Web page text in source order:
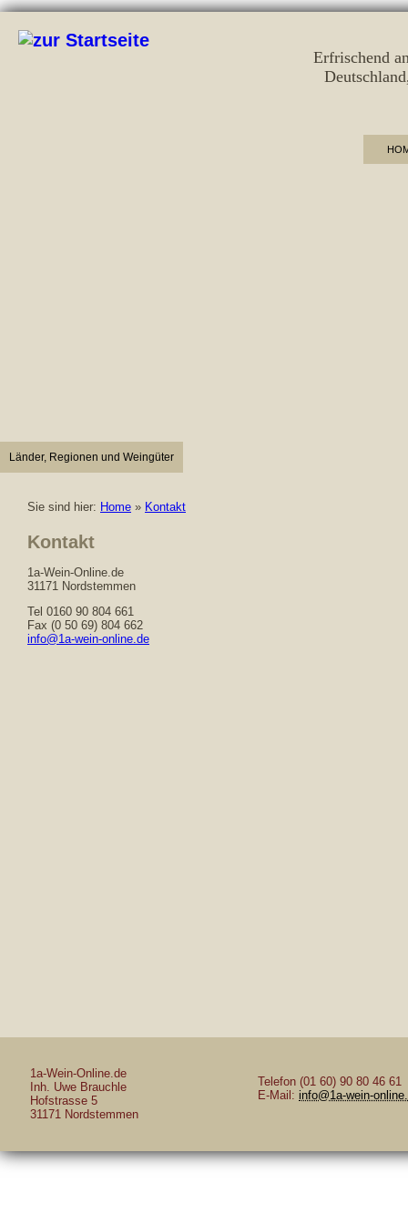
Erfrischend
Deutschland
Länder, Regionen und Weingüter
Sie sind hier: Home » Kontakt
Kontakt
1a-Wein-Online.de
31171 Nordstemmen
Tel 0160 90 804 661
Fax (0 50 69) 804 662
info@1a-wein-online.de
1a-Wein-Online.de
Inh. Uwe Brauchle
Hofstrasse 5
31171 Nordstemmen
Telefon (01 60) 90 80 46 61
E-Mail: info@1a-wein-